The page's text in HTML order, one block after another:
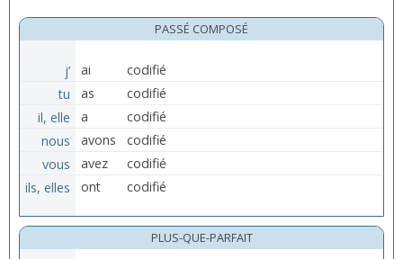
PASSÉ COMPOSÉ
j’ ai
codifié
tu
as
codifié
il, elle
a
codifié
nous
avons
codifié
vous
avez
codifié
ils, elles
ont codifié
PLUS-QUE-PARFAIT